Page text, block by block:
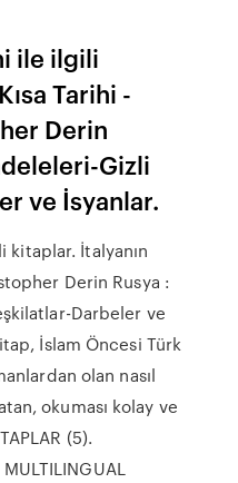
ile ilgili
Tarihi -
Derin
Gizli
ve İsyanlar.
kitaplar. İtalyanın
Derin Rusya :
Darbeler ve
İslam Öncesi Türk
olan nasıl
okuması kolay ve
(5).
MULTILINGUAL